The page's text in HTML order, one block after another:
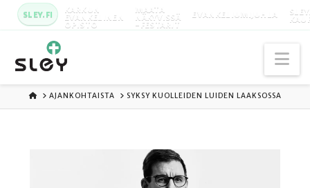
SLEY.FI KARKUN
EVANKELINEN
OPISTO
MAATA
NÄKYVISSÄ
-FESTARIT
EVANKELIUMIJUHLA
ETUSIVU
AJANKOHTAISTA SYKSY KUOLLEIDEN LUIDEN LAAKSOSSA